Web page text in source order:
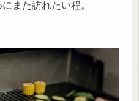
また訪れたい程。